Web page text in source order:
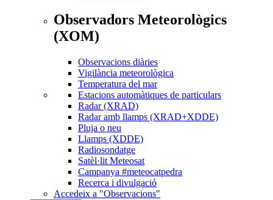
Observadors Meteorològics
(XOM)
Observacions diàries
Vigilància meteorològica
Temperatura del mar
Estacions automàtiques de particulars
Radar (XRAD)
Radar amb llamps (XRAD+XDDE)
Pluja o neu
Llamps (XDDE)
Radiosondatge
Satèl·lit Meteosat
Campanya #meteocatpedra
Recerca i divulgació
Accedeix a "Observacions"